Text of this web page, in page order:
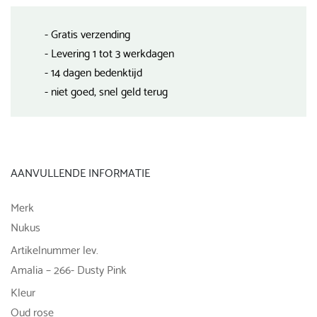
- Gratis verzending
- Levering 1 tot 3 werkdagen
- 14 dagen bedenktijd
- niet goed, snel geld terug
AANVULLENDE INFORMATIE
Merk
Nukus
Artikelnummer lev.
Amalia – 266- Dusty Pink
Kleur
Oud rose